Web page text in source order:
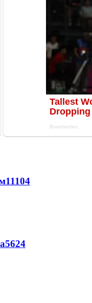
11104
5624